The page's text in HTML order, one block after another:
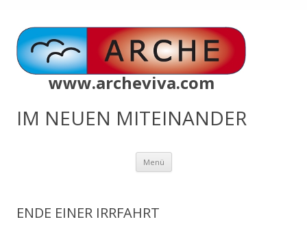
www.archeviva.com
IM NEUEN MITEINANDER
Menü Zum
springen
ENDE EINER IRRFAHRT